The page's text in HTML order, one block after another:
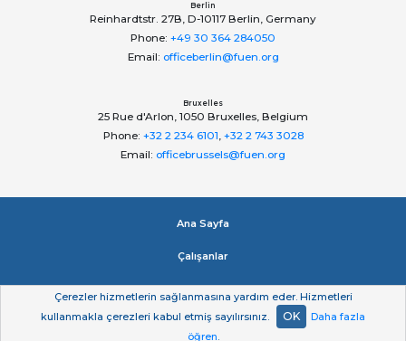
Berlin
Reinhardtstr. 27B, D-10117 Berlin, Germany
Phone: +49 30 364 284050
Email: officeberlin@fuen.org
Bruxelles
25 Rue d'Arlon, 1050 Bruxelles, Belgium
Phone: +32 2 234 6101, +32 2 743 3028
Email: officebrussels@fuen.org
Ana Sayfa
Çalışanlar
Impressum
Gizlilik beyan
Çerezler hizmetlerin sağlanmasına yardım eder. Hizmetleri
kullanmakla çerezleri kabul etmiş sayılırsınız.
OK
Daha fazla
öğren.